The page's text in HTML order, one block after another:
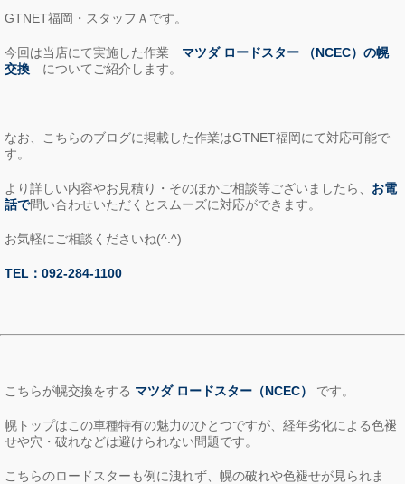
GTNET福岡・スタッフＡです。
今回は当店にて実施した作業 マツダ ロードスター （NCEC）の幌
交換 についてご紹介します。
なお、こちらのブログに掲載した作業はGTNET福岡にて対応可能で
す。
より詳しい内容やお見積り・そのほかご相談等ございましたら、 お電
話で問い合わせいただくとスムーズに対応ができます。
お気軽にご相談くださいね(^.^)
TEL：092-284-1100
こちらが幌交換をする マツダ ロードスター（NCEC） です。
幌トップはこの車種特有の魅力のひとつですが、経年劣化による色褪
せや穴・破れなどは避けられない問題です。
こちらのロードスターも例に洩れず、幌の破れや色褪せが見られま